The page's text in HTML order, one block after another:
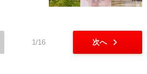
1/16 次へ chevron_right